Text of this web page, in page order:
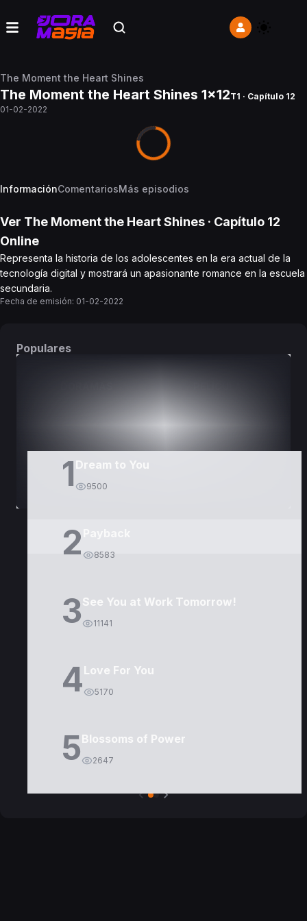
The Moment the Heart Shines
The Moment the Heart Shines 1x12T1 · Capítulo 12
01-02-2022
InformaciónComentariosMás episodios
Ver The Moment the Heart Shines · Capítulo 12
Online
Representa la historia de los adolescentes en la era actual de la
tecnología digital y mostrará un apasionante romance en la escuela
secundaria.
Fecha de emisión: 01-02-2022
Populares
1 Dream to You
9500
2 8583
3See You at Work Tomorrow!
11141
4Love For You
5170
5Blossoms of Power
2647